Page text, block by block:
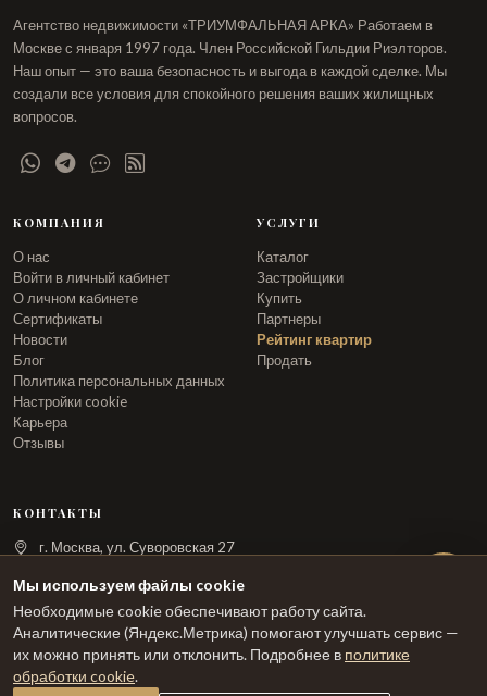
Агентство недвижимости «ТРИУМФАЛЬНАЯ АРКА» Работаем в
Москве с января 1997 года. Член Российской Гильдии Риэлторов.
Наш опыт — это ваша безопасность и выгода в каждой сделке. Мы
создали все условия для спокойного решения ваших жилищных
вопросов.
КОМПАНИЯ
О нас
Войти в личный кабинет
О личном кабинете
Сертификаты
Новости
Блог
Политика персональных данных
Настройки cookie
Карьера
Отзывы
УСЛУГИ
Каталог
Застройщики
Купить
Партнеры
Рейтинг квартир
Продать
КОНТАКТЫ
г. Москва, ул. Суворовская 27
ЗАКАЗАТЬ ЗВОНОК
Мы используем файлы cookie
Необходимые cookie обеспечивают работу сайта.
Аналитические (Яндекс.Метрика) помогают улучшать сервис —
их можно принять или отклонить. Подробнее в политике
обработки cookie.